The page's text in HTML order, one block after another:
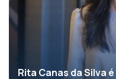
Rita Canas da Silva